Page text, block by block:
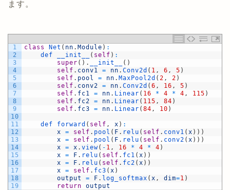
ます。
1
2
3
4
5
6
7
8
9
10
11
12
13
14
15
16
17
18
19
class Net ( nn . Module ) :
def
__init__ ( self ) :
super ( ) . __init__ ( )
self . conv1 = nn . Conv2d ( 1 , 6 , 5 )
self . pool = nn . MaxPool2d ( 2 , 2 )
self . conv2 = nn . Conv2d ( 6 , 16 , 5 )
self . fc1 = nn . Linear ( 16 * 4 * 4 , 115 )
self . fc2 = nn . Linear ( 115 , 84 )
self . fc3 = nn . Linear ( 84 , 10 )
def forward ( self , x ) :
x
= self . pool ( F . relu ( self . conv1 ( x ) ) )
x
= self . pool ( F . relu ( self . conv2 ( x ) ) )
x
= x . view( - 1 , 16 * 4 * 4 )
x
= F . relu ( self . fc1 ( x ) )
x
= F . relu ( self . fc2 ( x ) )
x
= self . fc3 ( x )
output
= F . log_softmax ( x , dim=1 )
return
output